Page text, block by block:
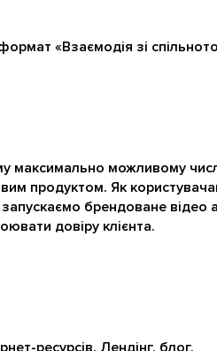
«Взаємодія зі
максимально можливому
продуктом. Як
брендоване відео
довіру клієнта.
ресурсів. Лендінг, блог,